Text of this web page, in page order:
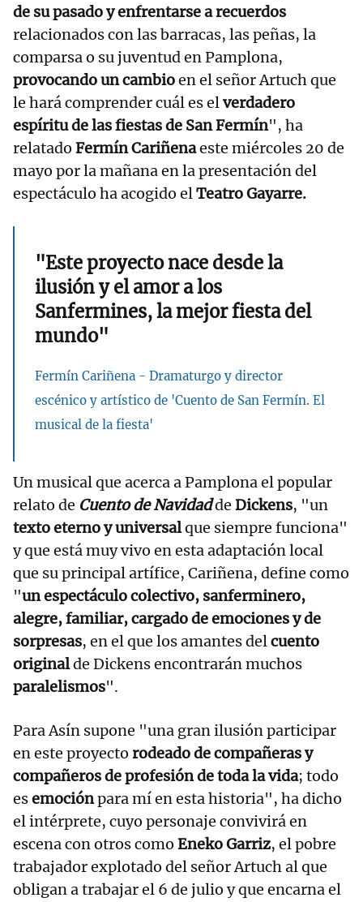
de su pasado y enfrentarse a recuerdos
relacionados con las barracas, las peñas, la
comparsa o su juventud en Pamplona,
provocando un cambioen el señor Artuch que
le hará comprender cuál es elverdadero
espíritu de las fiestas de San Fermín", ha
relatado Fermín Cariñenaeste miércoles 20 de
mayo por la mañana en la presentación del
espectáculo ha acogido elTeatro Gayarre.
"Este proyecto nace desde la
ilusión y el amor a los
Sanfermines, la mejor fiesta del
mundo"
Fermín Cariñena - Dramaturgo y director
escénico y artístico de 'Cuento de San Fermín. El
musical de la fiesta'
Un musical que acerca a Pamplona el popular
relato de Cuento de Navidadde Dickens, "un
texto eterno y universalque siempre funciona"
y que está muy vivo en esta adaptación local
que su principal artífice, Cariñena, define como
"un espectáculo colectivo, sanferminero,
alegre, familiar, cargado de emociones y de
sorpresas, en el que los amantes delcuento
originalde Dickens encontrarán muchos
paralelismos".
Para Asín supone "una gran ilusión participar
en este proyecto rodeado de compañeras y
compañeros de profesión de toda la vida; todo
esemociónpara mí en esta historia", ha dicho
el intérprete, cuyo personaje convivirá en
escena con otros como Eneko Garriz, el pobre
trabajador explotado del señor Artuch al que
obligan a trabajar el 6 de julio y que encarna el